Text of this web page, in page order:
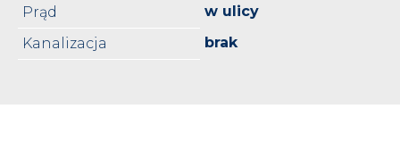
Prąd
w ulicy
Kanalizacja
brak